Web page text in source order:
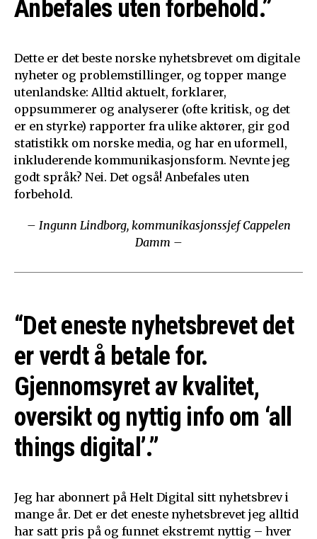
Anbefales uten forbehold.”
Dette er det beste norske nyhetsbrevet om digitale
nyheter og problemstillinger, og topper mange
utenlandske: Alltid aktuelt, forklarer,
oppsummerer og analyserer (ofte kritisk, og det
er en styrke) rapporter fra ulike aktører, gir god
statistikk om norske media, og har en uformell,
inkluderende kommunikasjonsform. Nevnte jeg
godt språk? Nei. Det også! Anbefales uten
forbehold.
– Ingunn Lindborg, kommunikasjonssjef Cappelen
Damm –
“Det eneste nyhetsbrevet det
er verdt å betale for.
Gjennomsyret av kvalitet,
oversikt og nyttig info om ‘all
things digital’.”
Jeg har abonnert på Helt Digital sitt nyhetsbrev i
mange år. Det er det eneste nyhetsbrevet jeg alltid
har satt pris på og funnet ekstremt nyttig – hver